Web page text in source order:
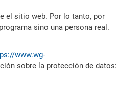
el sitio web. Por lo tanto, por
sino una persona real.
www.wg-
sobre la protección de datos: